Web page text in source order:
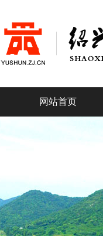
网站首页